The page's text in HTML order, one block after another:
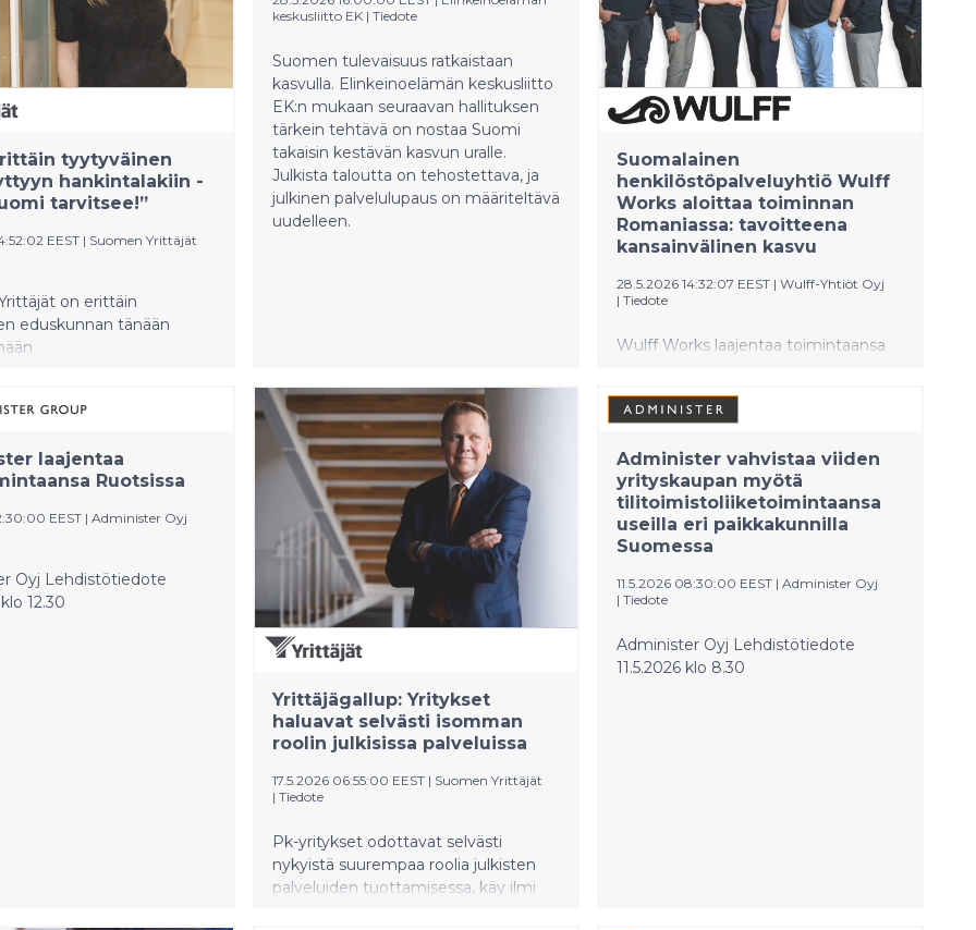
eroja”,
Mikael Pentikäinen
sanoo.
prosenttia tavoittelee jatkossa
vähintään 10 prosentin vuotuista
kasvua (43 prosenttia vuosi sitten). 16
prosenttia Suomen
työnantajayrityksistä täyttää
ne ovat onnistuneet kasvattamaan
liikevaihtoa vähintään 10 prosenttia
edellisen 12 kuukauden aikana ja a
tyytyväinen
hankintalakiin -
tarvitsee!”
EEST | Suomen Yrittäjät
on erittäin
eduskunnan tänään
ja bisnestä nykyistä
pk-yrityksille. Temppuilu
johtaja Harri Jaskari
keskusliitto EK | Tiedote
Suomen tulevaisuus ratkaistaan
kasvulla. Elinkeinoelämän keskusliitto
EK:n mukaan seuraavan hallituksen
tärkein tehtävä on nostaa Suomi
takaisin kestävän kasvun uralle.
Julkista taloutta on tehostettava, ja
julkinen palvelulupaus on määriteltävä
uudelleen.
Suomalainen
henkilöstöpalveluyhtiö Wulff
Works aloittaa toiminnan
Romaniassa: tavoitteena
kansainvälinen kasvu
28.5.2026 14:32:07 EEST | Wulff-Yhtiöt Oyj
| Tiedote
Wulff Works laajentaa toimintaansa
ja perustaa yhtiön Romaniaan. Ensimmäinen
toimisto avataan Timișoaraan. Yhtiö
henkilöstövuokraus- ja
rekrytointimarkkinaa että Suomen
työmarkkinoita kansainvälisen
työvoiman saatavuudessa.
laajentaa
Ruotsissa
EEST | Administer Oyj
Oyj Lehdistötiedote
12.30
Yrittäjägallup: Yritykset
haluavat selvästi isomman
roolin julkisissa palveluissa
17.5.2026 06:55:00 EEST | Suomen Yrittäjät
| Tiedote
Pk-yritykset odottavat selvästi
nykyistä suurempaa roolia julkisten
palveluiden tuottamisessa, käy ilmi
Administer vahvistaa viiden
yrityskaupan myötä
tilitoimistoliiketoimintaansa
useilla eri paikkakunnilla
Suomessa
11.5.2026 08:30:00 EEST | Administer Oyj
| Tiedote
Administer Oyj Lehdistötiedote
11.5.2026 klo 8.30